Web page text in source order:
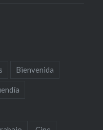
Bienvenida